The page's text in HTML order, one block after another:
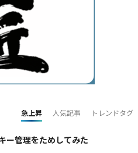
急上昇 人気記事 トレンドタグ
ー管理をためしてみた